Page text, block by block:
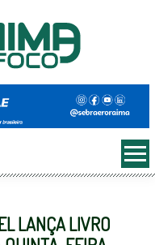
LANÇA LIVRO